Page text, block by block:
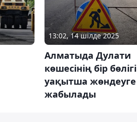
13:02, 14 шілде 2025
Алматыда Дулати
көшесінің бір бөлігі
уақытша жөндеуге
жабылады